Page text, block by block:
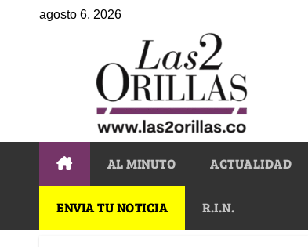
agosto 6, 2026
AL MINUTO ACTUALIDAD
ENVIA TU NOTICIA R.I.N.